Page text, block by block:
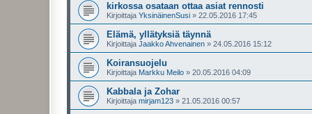
kirkossa osataan ottaa asiat rennosti
Kirjoittaja YksinäinenSusi » 22.05.2016 17:45
Elämä, yllätyksiä täynnä
Kirjoittaja Jaakko Ahvenainen » 24.05.2016 15:12
Koiransuojelu
Kirjoittaja Markku Meilo » 20.05.2016 04:09
Kabbala ja Zohar
Kirjoittaja mirjam123 » 21.05.2016 00:57